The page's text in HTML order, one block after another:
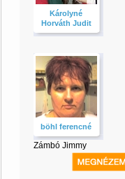
Károlyné
Horváth Judit
böhl ferencné
Zámbó Jimmy